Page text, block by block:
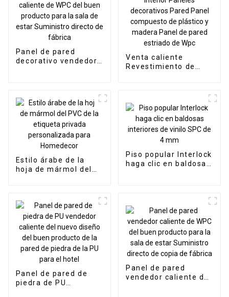
Panel de pared
decorativo vendedor
Suministro directo de
fábrica
Venta caliente
Revestimiento de
compuesto de
plástico y madera
Panel de pared
estriado de Wpc
Estilo árabe de la
hoja de mármol del
Homedecor
Piso popular Interlock
haga clic en baldosas
Panel de pared de
piedra de PU
Panel de pared
vendedor caliente de